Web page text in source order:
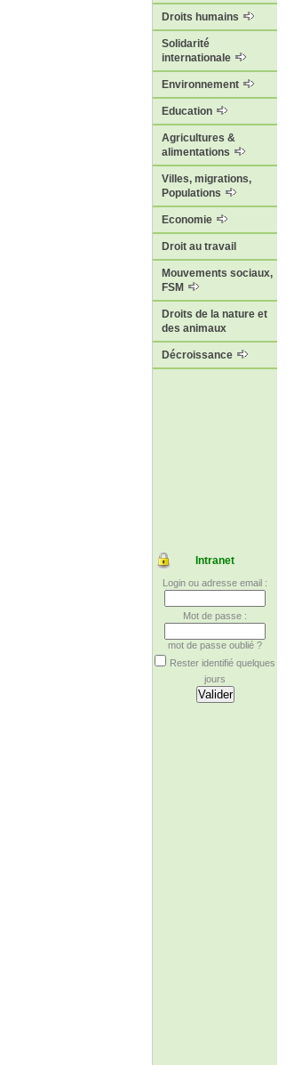
Droits humains
Solidarité
internationale
Environnement
Education
Agricultures &
alimentations
Villes, migrations,
Populations
Economie
Droit au travail
Mouvements sociaux,
FSM
Droits de la nature et
des animaux
Décroissance
Intranet
Login ou adresse email :
Mot de passe :
mot de passe oublié ?
Rester identifié quelques
jours